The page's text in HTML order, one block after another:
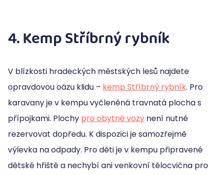
4. Kemp Stříbrný rybník
V blízkosti hradeckých městských lesů najdete
opravdovou oázu klidu – kemp Stříbrný rybník. Pro
karavany je v kempu vyčleněná travnatá plocha s
přípojkami. Plochy pro obytné vozy není nutné
rezervovat dopředu. K dispozici je samozřejmě
výlevka na odpady. Pro děti je v kempu připravené
dětské hřiště a nechybí ani venkovní tělocvična pro